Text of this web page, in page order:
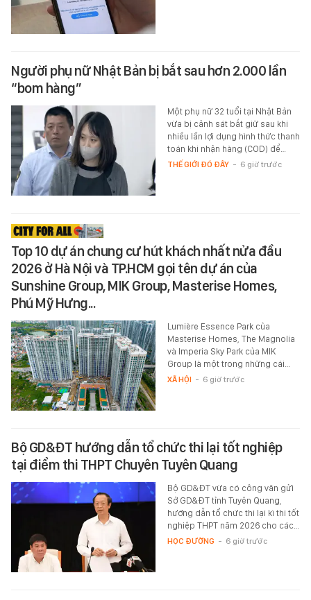
Người phụ nữ Nhật Bản bị bắt sau hơn 2.000 lần
“bom hàng”
Một phụ nữ 32 tuổi tại Nhật Bản
vừa bị cảnh sát bắt giữ sau khi
nhiều lần lợi dụng hình thức thanh
toán khi nhận hàng (COD) để…
THẾ GIỚI ĐÓ ĐÂY - 6 giờ trước
Top 10 dự án chung cư hút khách nhất nửa đầu
2026 ở Hà Nội và TP.HCM gọi tên dự án của
Sunshine Group, MIK Group, Masterise Homes,
Phú Mỹ Hưng...
Lumière Essence Park của
Masterise Homes, The Magnolia
và Imperia Sky Park của MIK
Group là một trong những cái…
XÃ HỘI - 6 giờ trước
Bộ GD&ĐT hướng dẫn tổ chức thi lại tốt nghiệp
tại điểm thi THPT Chuyên Tuyên Quang
Bộ GD&ĐT vừa có công văn gửi
Sở GD&ĐT tỉnh Tuyên Quang,
hướng dẫn tổ chức thi lại kì thi tốt
nghiệp THPT năm 2026 cho các…
HỌC ĐƯỜNG - 6 giờ trước